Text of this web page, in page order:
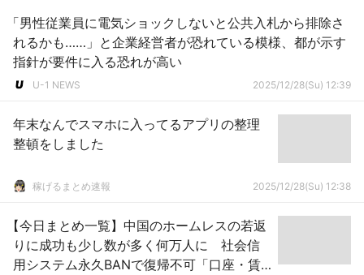
「男性従業員に電気ショックしないと公共入札から排除さ
れるかも……」と企業経営者が恐れている模様、都が示す
指針が要件に入る恐れが高い
U-1 NEWS 2025/12/28(Su) 12:39
年末なんでスマホに入ってるアプリの整理
整頓をしました
稼げるまとめ速報 2025/12/28(Su) 12:38
【今日まとめ一覧】中国のホームレスの若返
りに成功も少し数が多く何万人に 社会信
用システム永久BANで復帰不可「口座・賃